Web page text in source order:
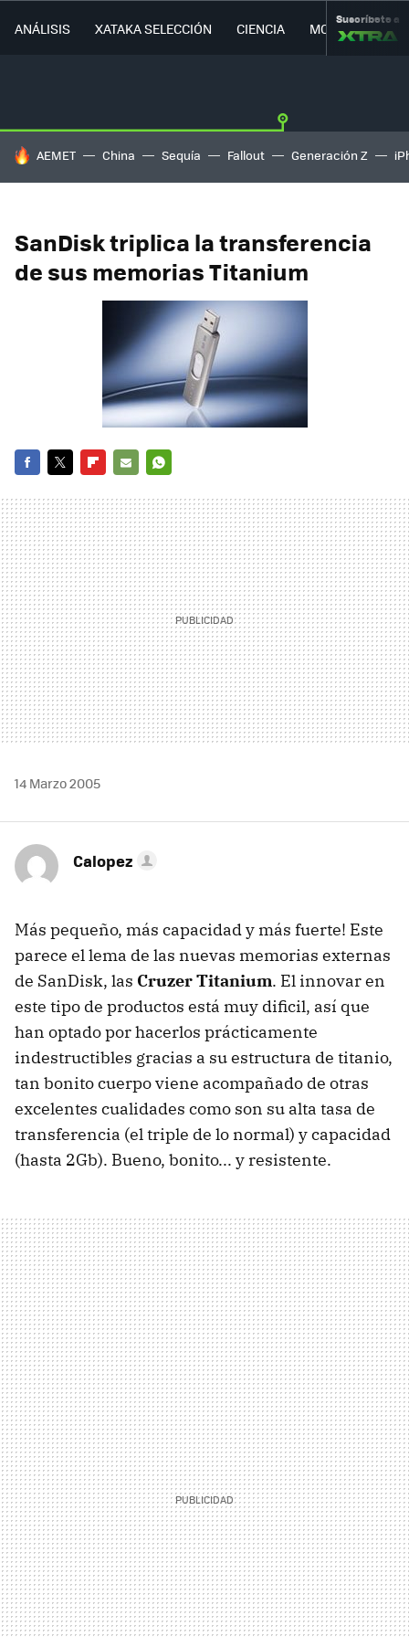
ANÁLISIS XATAKA SELECCIÓN CIENCIA MOVILIDAD
Suscríbete a
HOY SE HABLA DE
AEMET China Sequía Fallout Generación Z
SanDisk triplica la transferencia
de sus memorias Titanium
MAIL
14 Marzo 2005
Calopez
Más pequeño, más capacidad y más fuerte! Este
parece el lema de las nuevas memorias externas
de SanDisk, las Cruzer Titanium. El innovar en
este tipo de productos está muy dificil, así que
han optado por hacerlos prácticamente
indestructibles gracias a su estructura de titanio,
tan bonito cuerpo viene acompañado de otras
excelentes cualidades como son su alta tasa de
transferencia (el triple de lo normal) y capacidad
(hasta 2Gb). Bueno, bonito... y resistente.